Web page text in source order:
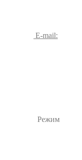
E-mail:
Режим